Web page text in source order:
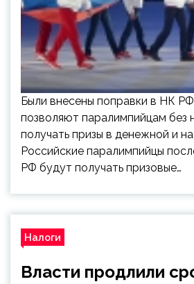
Были внесены поправки в НК
позволяют паралимпийцам без
получать призы в денежной и
Российские паралимпийцы
РФ будут получать призовые…
Налоги
Власти продлили